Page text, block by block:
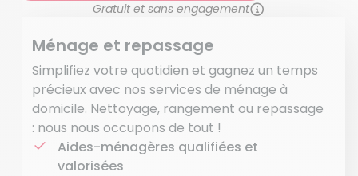
Gratuit et sans engagement
Ménage et repassage
Simplifiez votre quotidien et gagnez un temps
précieux avec nos services de ménage à
domicile. Nettoyage, rangement ou repassage
: nous nous occupons de tout !
Aides-ménagères qualifiées et
valorisées